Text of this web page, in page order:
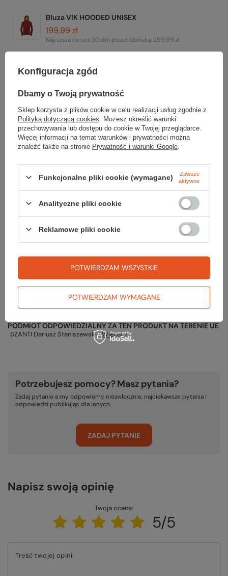
Bluza VIK HOODED UNISEX
199,99 zł
Najniższa cena z 30 dni przed obniżką: 299,99 zł
219,99 zł
Koszulka RIX UNISEX HOODED z ochroną UV
219,99 zł
Bluza VIK 1/4 ZIP MEN
99,99 zł
Kapelusz MESH HAT
159,99 zł
Najniższa cena z 30 dni przed obniżką:
Gwarancja
RĘKOJMIA 24 M-CE
Na sprzedawane produkty udzielana jest 24-miesięczna rękojmia na
podstawie ustawy z dnia 30 maja 2014r. o prawach konsumenta.
PODMIOT ODPOWIEDZIALNY ZA TEN PRODUKT NA TERENIE UE
SZANTI Dariusz Staniszewski Więcej
Potrzebujesz pomocy? Masz pytania?
Zadaj pytanie a my odpowiemy niezwłocznie, najciekawsze pytania i
odpowiedzi publikując dla innych.
ZADAJ PYTANIE
Napisz swoją opinię
Twoja ocena:
5/5
Treść twojej opinii
Konfiguracja zgód
Dbamy o Twoją prywatność
Sklep korzysta z plików cookie w celu realizacji usług zgodnie z
Polityką dotyczącą cookies . Możesz określić warunki
przechowywania lub dostępu do cookie w Twojej przeglądarce.
Więcej informacji na temat warunków i prywatności można
znaleźć także na stronie Prywatność i warunki Google
Funkcjonalne pliki cookie (wymagane)
Zawsze
aktywne
Analityczne pliki cookie
Reklamowe pliki cookie
POTWIERDZAM WYMAGANE
POTWIERDZAM WSZYSTKIE